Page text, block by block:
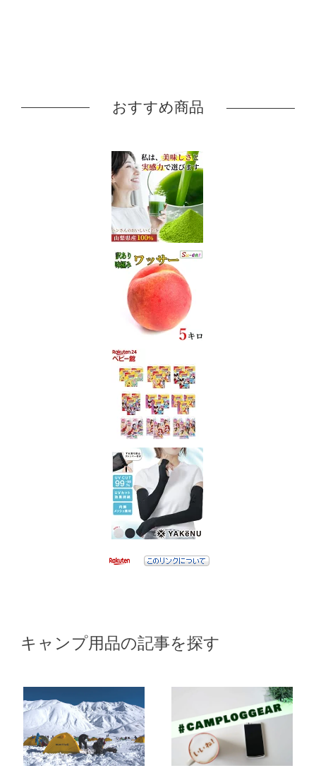
おすすめ商品
キャンプ用品の記事を探す